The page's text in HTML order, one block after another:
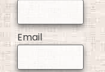
Email